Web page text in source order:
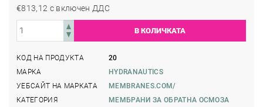
€813,12 с включен ДДС
КОД НА ПРОДУКТА
20
МАРКА
HYDRANAUTICS
УЕБСАЙТ НА МАРКАТА
MEMBRANES.COM/
КАТЕГОРИЯ
МЕМБРАНИ ЗА ОБРАТНА ОСМОЗА